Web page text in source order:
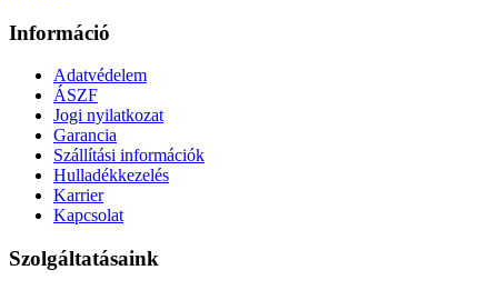
Információ
Adatvédelem
ÁSZF
Jogi nyilatkozat
Garancia
Szállítási információk
Hulladékkezelés
Karrier
Kapcsolat
Szolgáltatásaink